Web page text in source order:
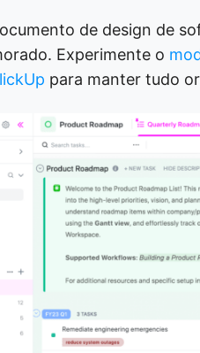
de design de
Experimente o
para manter tudo